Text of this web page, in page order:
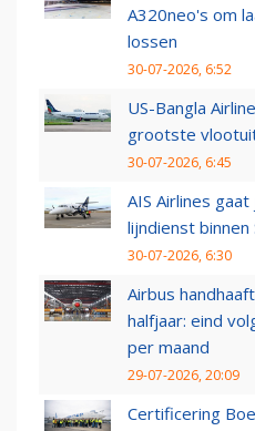
A320neo's om
lossen
30-07-2026, 6:52
US-Bangla
grootste
30-07-2026, 6:45
AIS Airlines
lijndienst binnen
30-07-2026, 6:30
Airbus
halfjaar: eind
per maand
29-07-2026, 20:09
Certificering